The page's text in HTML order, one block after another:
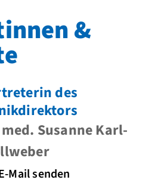
&
des
Susanne Karl-
Mail senden